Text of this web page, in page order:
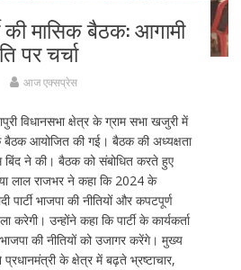
की मासिक बैठक: आगामी
पर चर्चा
आज एक्सप्रेस
विधानसभा क्षेत्र के ग्राम सभा खजुरी में
बैठक आयोजित की गई। बैठक की अध्यक्षता
बिंद ने की। बैठक को संबोधित करते हुए
लाल राजभर ने कहा कि 2024 के
पार्टी भाजपा की नीतियों और कपटपूर्ण
करेगी। उन्होंने कहा कि पार्टी के कार्यकर्ता
की नीतियों को उजागर करेंगे। मुख्य
के क्षेत्र में बढ़ते भ्रष्टाचार,